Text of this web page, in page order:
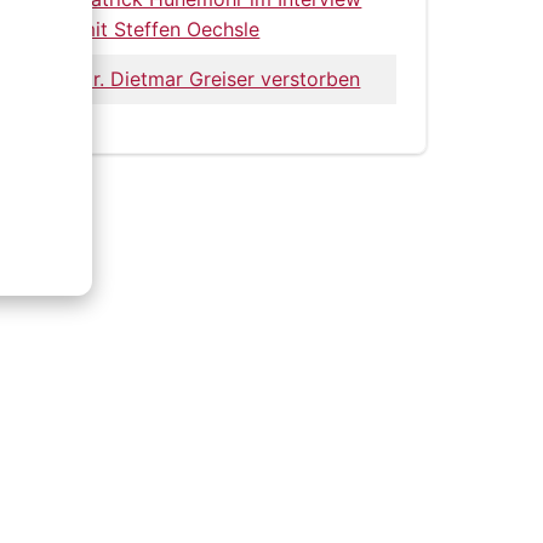
mit Steffen Oechsle
Dr. Dietmar Greiser verstorben